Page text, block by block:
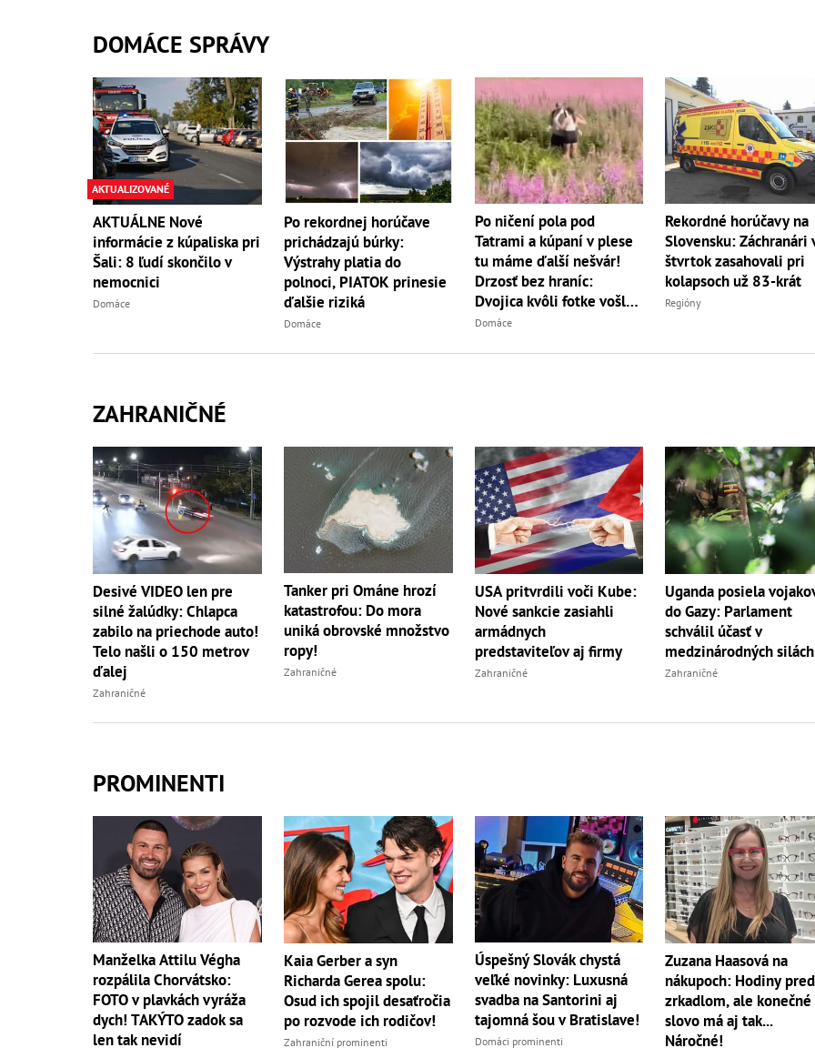
DOMÁCE SPRÁVY
AKTUALIZOVANÉ
AKTUÁLNE Nové
informácie z kúpaliska pri
Šali: 8 ľudí skončilo v
nemocnici
Domáce
Po rekordnej horúčave
prichádzajú búrky:
Výstrahy platia do
polnoci, PIATOK prinesie
ďalšie riziká
Domáce
Po ničení pola pod
Tatrami a kúpaní v plese
tu máme ďalší nešvár!
Drzosť bez hraníc:
Dvojica kvôli fotke vošla
do...
Domáce
Rekordné horúčavy na
Slovensku: Záchranári
štvrtok zasahovali pri
kolapsoch už 83-krát
Regióny
ZAHRANIČNÉ
Desivé VIDEO len pre
silné žalúdky: Chlapca
zabilo na priechode auto!
Telo našli o 150 metrov
ďalej
Zahraničné
Tanker pri Ománe hrozí
katastrofou: Do mora
uniká obrovské množstvo
ropy!
Zahraničné
USA pritvrdili voči Kube:
Nové sankcie zasiahli
armádnych
predstaviteľov aj firmy
Zahraničné
Uganda posiela
do Gazy: Parlament
schválil účasť v
medzinárodných silách
Zahraničné
PROMINENTI
Manželka Attilu Végha
rozpálila Chorvátsko:
FOTO v plavkách vyráža
dych! TAKÝTO zadok sa
len tak nevidí
Kaia Gerber a syn
Richarda Gerea spolu:
Osud ich spojil desaťročia
po rozvode ich rodičov!
Zahraniční prominenti
Úspešný Slovák chystá
veľké novinky: Luxusná
svadba na Santorini aj
tajomná šou v Bratislave!
Domáci prominenti
Zuzana Haasová na
nákupoch: Hodiny pred
zrkadlom, ale konečné
slovo má aj tak...
Náročné!